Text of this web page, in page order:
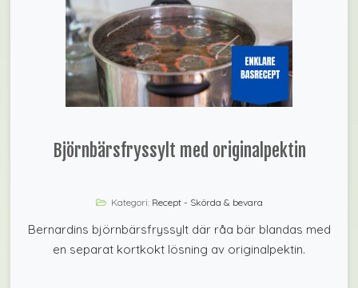
Björnbärsfryssylt med originalpektin
Kategori: Recept - Skörda & bevara
Bernardins björnbärsfryssylt där råa bär blandas med
en separat kortkokt lösning av originalpektin.